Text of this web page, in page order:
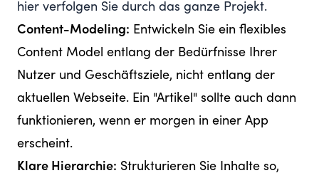
hier verfolgen Sie durch das ganze Projekt.
Content-Modeling: Entwickeln Sie ein flexibles
Content Model entlang der Bedürfnisse Ihrer
Nutzer und Geschäftsziele, nicht entlang der
aktuellen Webseite. Ein "Artikel" sollte auch dann
funktionieren, wenn er morgen in einer App
erscheint.
Klare Hierarchie: Strukturieren Sie Inhalte so,